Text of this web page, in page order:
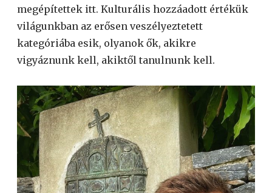
megépítettek itt. Kulturális hozzáadott értékük
világunkban az erősen veszélyeztetett
kategóriába esik, olyanok ők, akikre
vigyáznunk kell, akiktől tanulnunk kell.